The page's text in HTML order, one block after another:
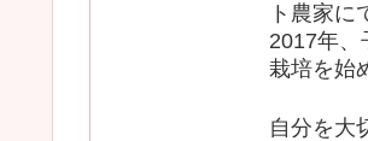
ト農家に
2017年、
栽培を始
自分を大